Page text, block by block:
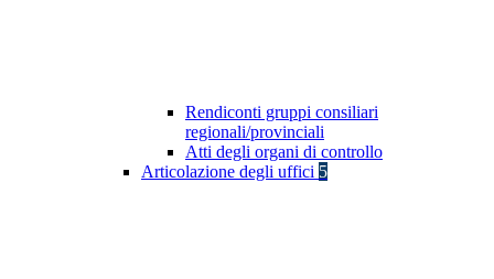
Rendiconti gruppi consiliari
regionali/provinciali
Atti degli organi di controllo
Articolazione degli uffici 5